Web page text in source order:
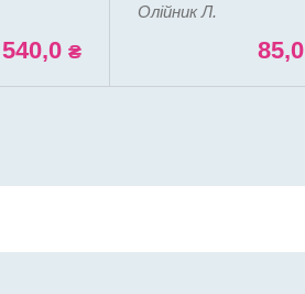
540,0 ₴
Олійник Л.
85,0